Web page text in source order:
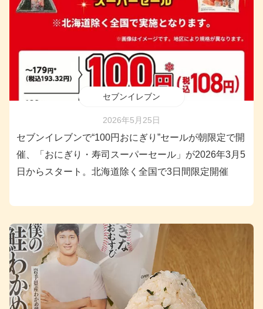
セブンイレブン
2026年5月25日
セブンイレブンで“100円おにぎり”セールが朝限定で開
催、「おにぎり・寿司スーパーセール」が2026年3月5
日からスタート。北海道除く全国で3日間限定開催